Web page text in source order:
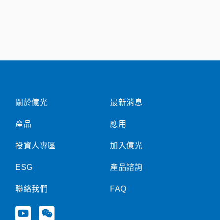
關於億光
產品
投資人專區
ESG
聯絡我們
Y
W
最新消息
應用
加入億光
產品諮詢
FAQ